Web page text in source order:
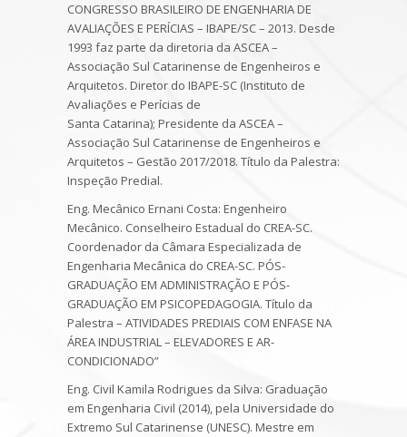
CONGRESSO BRASILEIRO DE ENGENHARIA DE
AVALIAÇÕES E PERÍCIAS – IBAPE/SC – 2013. Desde
1993 faz parte da diretoria da ASCEA –
Associação Sul Catarinense de Engenheiros e
Arquitetos. Diretor do IBAPE-SC (Instituto de
Avaliações e Perícias de
Santa Catarina); Presidente da ASCEA –
Associação Sul Catarinense de Engenheiros e
Arquitetos – Gestão 2017/2018. Título da Palestra:
Inspeção Predial.
Eng. Mecânico Ernani Costa: Engenheiro
Mecânico. Conselheiro Estadual do CREA-SC.
Coordenador da Câmara Especializada de
Engenharia Mecânica do CREA-SC. PÓS-
GRADUAÇÃO EM ADMINISTRAÇÃO E PÓS-
GRADUAÇÃO EM PSICOPEDAGOGIA. Título da
Palestra – ATIVIDADES PREDIAIS COM ENFASE NA
ÁREA INDUSTRIAL – ELEVADORES E AR-
CONDICIONADO”
Eng. Civil Kamila Rodrigues da Silva: Graduação
em Engenharia Civil (2014), pela Universidade do
Extremo Sul Catarinense (UNESC). Mestre em